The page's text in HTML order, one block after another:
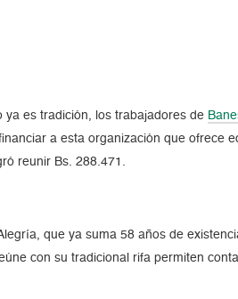
ya es tradición, los trabajadores de
a esta organización que ofrece
reunir Bs. 288.471.
que ya suma 58 años de
con su tradicional rifa permiten